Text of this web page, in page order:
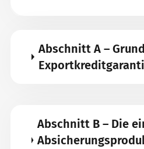
Abschnitt A –
Abschnitt B – Die